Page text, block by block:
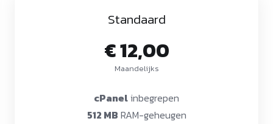
Standaard
€ 12,00
Maandelijks
cPanelinbegrepen
512 MB RAM-geheugen